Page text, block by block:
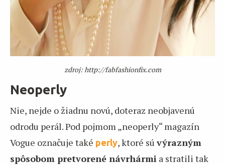
zdroj: http://fabfashionfix.com
Neoperly
Nie, nejde o žiadnu novú, doteraz neobjavenú
odrodu perál. Pod pojmom „neoperly“ magazín
Vogue označuje také perly, ktoré súvýrazným
spôsobom pretvorené návrhármi a stratili tak